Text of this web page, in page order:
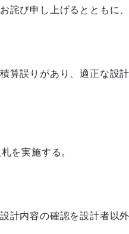
び申し上げるとともに
誤りがあり、適正な設
実施する。
内容の確認を設計者以